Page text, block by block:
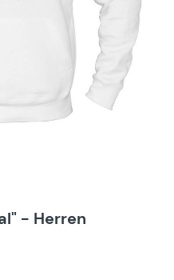
- Herren